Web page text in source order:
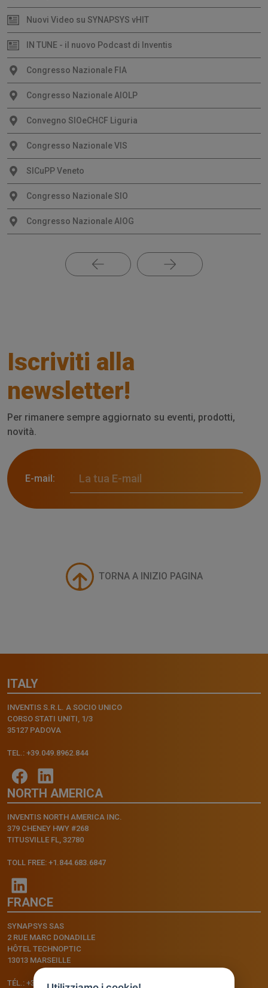
Nuovi Video su SYNAPSYS vHIT
IN TUNE - il nuovo Podcast di Inventis
Congresso Nazionale FIA
Congresso Nazionale AIOLP
Convegno SIOeCHCF Liguria
Congresso Nazionale VIS
SICuPP Veneto
Congresso Nazionale SIO
Congresso Nazionale AIOG
Iscriviti alla
newsletter!
Per rimanere sempre aggiornato su eventi, prodotti,
novità.
E-mail:
TORNA A INIZIO PAGINA
ITALY
INVENTIS S.R.L. A SOCIO UNICO
CORSO STATI UNITI, 1/3
35127 PADOVA
TEL.: +39.049.8962.844
NORTH AMERICA
INVENTIS NORTH AMERICA INC.
379 CHENEY HWY #268
TITUSVILLE FL, 32780
TOLL FREE: +1.844.683.6847
FRANCE
SYNAPSYS SAS
2 RUE MARC DONADILLE
HÔTEL TECHNOPTIC
13013 MARSEILLE
TÉL.: +33.4.91.11.75.75